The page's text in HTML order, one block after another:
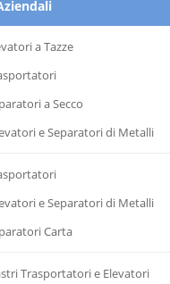
a Tazze
a Secco
e Separatori di Metalli
e Separatori di Metalli
Carta
Trasportatori e Elevatori